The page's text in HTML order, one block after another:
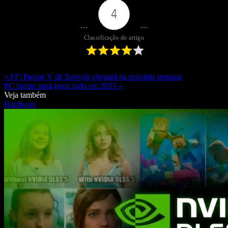
4
Classificação do artigo
« FF: Pacote V de Booyah chegará na próxima semana
PC barato para jogar tudo em 2023 »
Veja também
Hardware